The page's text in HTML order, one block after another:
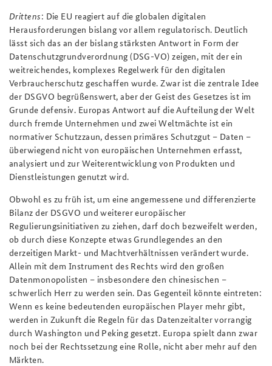
Drittens: Die EU reagiert auf die globalen digitalen
Herausforderungen bislang vor allem regulatorisch. Deutlich
lässt sich das an der bislang stärksten Antwort in Form der
Datenschutzgrundverordnung (DSG-VO) zeigen, mit der ein
weitreichendes, komplexes Regelwerk für den digitalen
Verbraucherschutz geschaffen wurde. Zwar ist die zentrale Idee
der DSGVO begrüßenswert, aber der Geist des Gesetzes ist im
Grunde defensiv. Europas Antwort auf die Aufteilung der Welt
durch fremde Unternehmen und zwei Weltmächte ist ein
normativer Schutzzaun, dessen primäres Schutzgut – Daten –
überwiegend nicht von europäischen Unternehmen erfasst,
analysiert und zur Weiterentwicklung von Produkten und
Dienstleistungen genutzt wird.
Obwohl es zu früh ist, um eine angemessene und differenzierte
Bilanz der DSGVO und weiterer europäischer
Regulierungsinitiativen zu ziehen, darf doch bezweifelt werden,
ob durch diese Konzepte etwas Grundlegendes an den
derzeitigen Markt- und Machtverhältnissen verändert wurde.
Allein mit dem Instrument des Rechts wird den großen
Datenmonopolisten – insbesondere den chinesischen –
schwerlich Herr zu werden sein. Das Gegenteil könnte eintreten:
Wenn es keine bedeutenden europäischen Player mehr gibt,
werden in Zukunft die Regeln für das Datenzeitalter vorrangig
durch Washington und Peking gesetzt. Europa spielt dann zwar
noch bei der Rechtssetzung eine Rolle, nicht aber mehr auf den
Märkten.